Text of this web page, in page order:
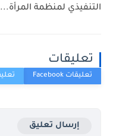
التنفيذي لمنظمة المرأة...
تعليقات
إرسال تعليق